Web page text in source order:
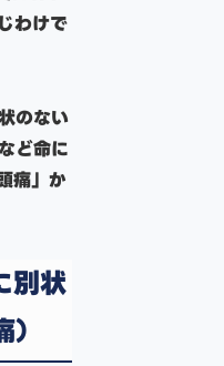
わけで
のない
ど命に
痛」か
別状